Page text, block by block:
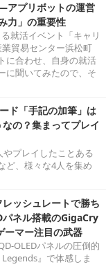
アプリボットの運営
力」の重要性
就活イベント「キャリ
貿易センター浜松町
に合わせ、自身の就活
に聞いてみたので、そ
ド「手記の加筆」は
の？集まってプレイ
やプレイしたことある
ど、様々な4人を集め
ッシュレートで勝ち
パネル搭載のGigaCry
ーマー注目の武器
OLEDパネルの圧倒的
』で体感しま